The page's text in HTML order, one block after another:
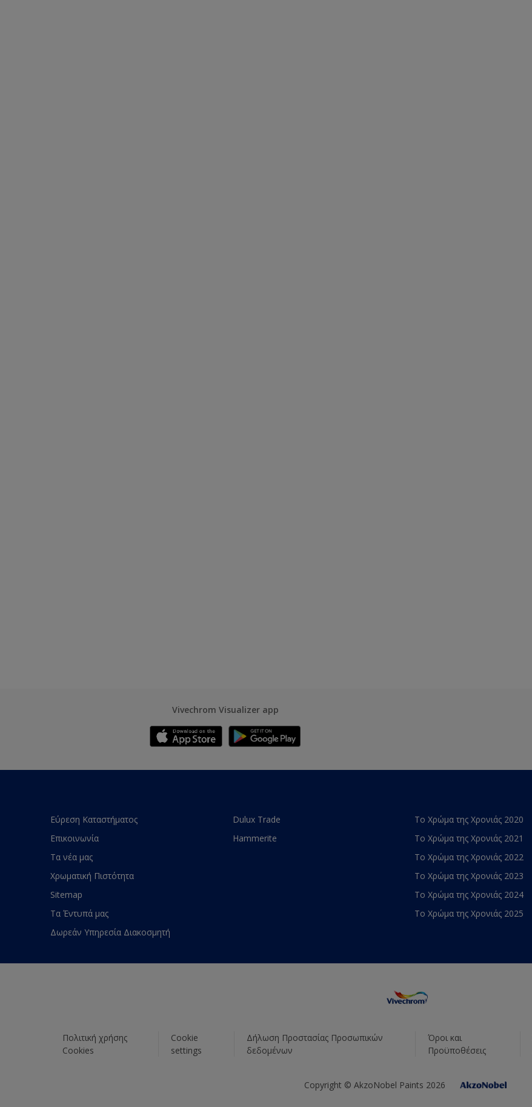
Vivechrom Visualizer app
Εύρεση Καταστήματος
Επικοινωνία
Τα νέα μας
Χρωματική Πιστότητα
Sitemap
Τα Έντυπά μας
Δωρεάν Υπηρεσία Διακοσμητή
Dulux Trade
Hammerite
Το Χρώμα της Χρονιάς 2020
Το Χρώμα της Χρονιάς 2021
Το Χρώμα της Χρονιάς 2022
Το Χρώμα της Χρονιάς 2023
Το Χρώμα της Χρονιάς 2024
Το Χρώμα της Χρονιάς 2025
Πολιτική χρήσης
Cookies
Cookie
settings
Δήλωση Προστασίας Προσωπικών
δεδομένων
Όροι και
Προϋποθέσεις
Copyright © AkzoNobel Paints 2026